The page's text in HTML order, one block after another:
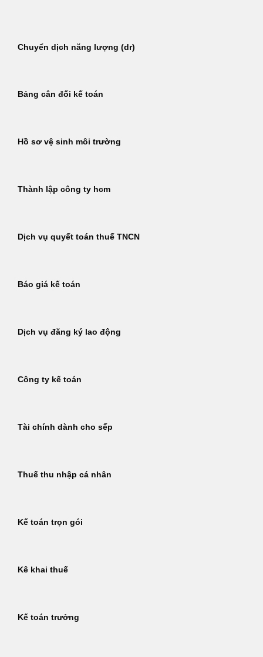
dungChuyển dịch năng lượng (dr)
Bảng cân đối kế toán
Hồ sơ vệ sinh môi trường
Thành lập công ty hcm
Dịch vụ quyết toán thuế TNCN
Báo giá kế toán
Dịch vụ đăng ký lao động
Công ty kế toán
Tài chính dành cho sếp
Thuế thu nhập cá nhân
Kế toán trọn gói
Kê khai thuế
Kế toán trưởng